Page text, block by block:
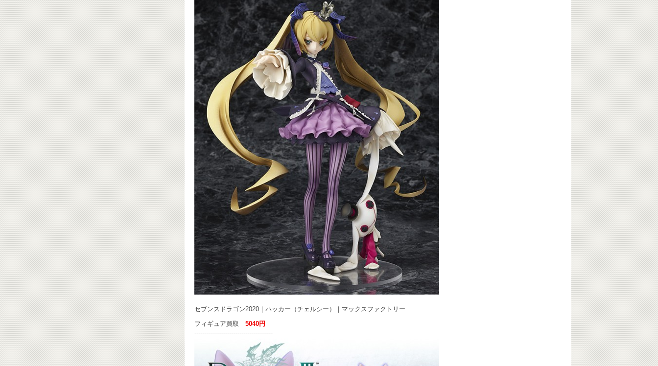
セブンスドラゴン2020｜ハッカー（チェルシー）｜マックスファクトリー
フィギュア買取 5040円
----------------------------------------